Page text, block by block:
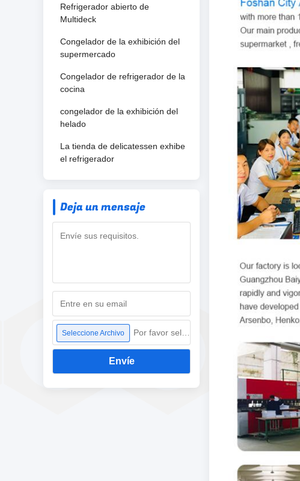
Refrigerador abierto de
Multideck
Congelador de la exhibición del
supermercado
Congelador de refrigerador de la
cocina
congelador de la exhibición del
helado
La tienda de delicatessen exhibe
el refrigerador
Deja un mensaje
Seleccione Archivo
Envíe